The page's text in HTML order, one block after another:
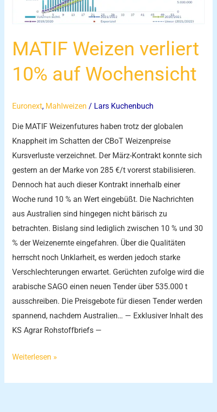
MATIF Weizen verliert
10% auf Wochensicht
Euronext, Mahlweizen / Lars Kuchenbuch
Die MATIF Weizenfutures haben trotz der globalen
Knappheit im Schatten der CBoT Weizenpreise
Kursverluste verzeichnet. Der März-Kontrakt konnte sich
gestern an der Marke von 285 €/t vorerst stabilisieren.
Dennoch hat auch dieser Kontrakt innerhalb einer
Woche rund 10 % an Wert eingebüßt. Die Nachrichten
aus Australien sind hingegen nicht bärisch zu
betrachten. Bislang sind lediglich zwischen 10 % und 30
% der Weizenernte eingefahren. Über die Qualitäten
herrscht noch Unklarheit, es werden jedoch starke
Verschlechterungen erwartet. Gerüchten zufolge wird die
arabische SAGO einen neuen Tender über 535.000 t
ausschreiben. Die Preisgebote für diesen Tender werden
spannend, nachdem Australien… — Exklusiver Inhalt des
KS Agrar Rohstoffbriefs —
Wochensicht
Weiterlesen »